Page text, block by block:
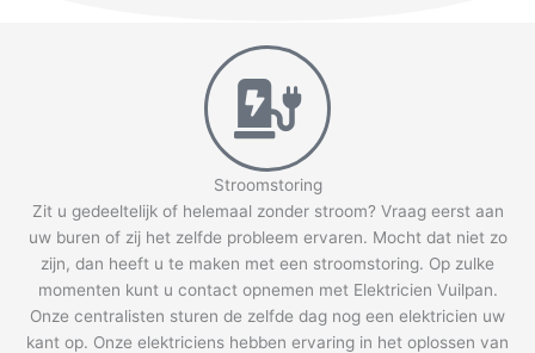
Stroomstoring
Zit u gedeeltelijk of helemaal zonder stroom? Vraag eerst aan
uw buren of zij het zelfde probleem ervaren. Mocht dat niet zo
zijn, dan heeft u te maken met een stroomstoring. Op zulke
momenten kunt u contact opnemen met Elektricien Vuilpan.
Onze centralisten sturen de zelfde dag nog een elektricien uw
kant op. Onze elektriciens hebben ervaring in het oplossen van